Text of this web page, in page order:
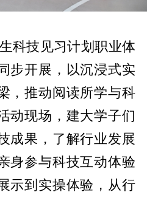
科技见习计划职业体
步开展，以沉浸式实
，推动阅读所学与科
动现场，建大学子们
成果，了解行业发展
身参与科技互动体验
示到实操体验，从行